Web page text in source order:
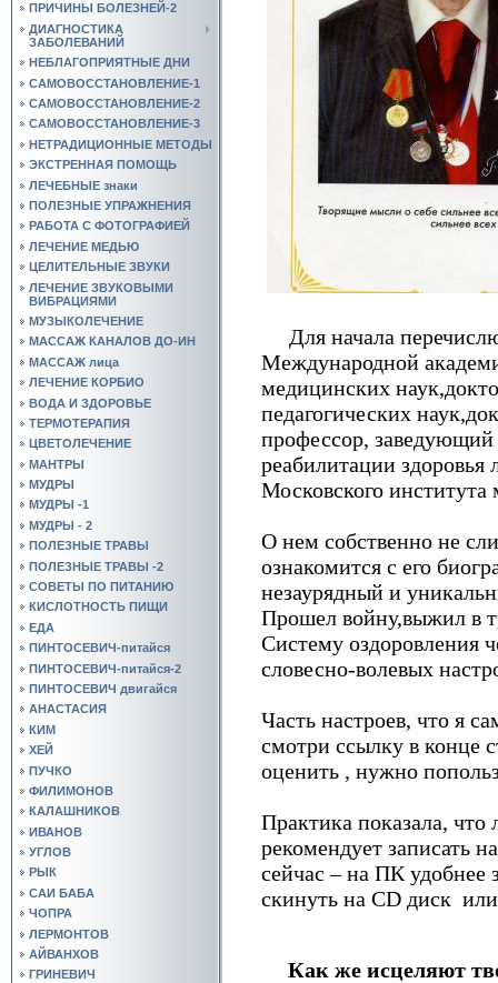
ПРИЧИНЫ БОЛЕЗНЕЙ-2
ДИАГНОСТИКА
ЗАБОЛЕВАНИЙ
НЕБЛАГОПРИЯТНЫЕ ДНИ
САМОВОССТАНОВЛЕНИЕ-1
САМОВОССТАНОВЛЕНИЕ-2
САМОВОССТАНОВЛЕНИЕ-3
НЕТРАДИЦИОННЫЕ МЕТОДЫ
ЭКСТРЕННАЯ ПОМОЩЬ
ЛЕЧЕБНЫЕ знаки
ПОЛЕЗНЫЕ УПРАЖНЕНИЯ
РАБОТА С ФОТОГРАФИЕЙ
ЛЕЧЕНИЕ МЕДЬЮ
ЦЕЛИТЕЛЬНЫЕ ЗВУКИ
ЛЕЧЕНИЕ ЗВУКОВЫМИ
ВИБРАЦИЯМИ
МУЗЫКОЛЕЧЕНИЕ
МАССАЖ КАНАЛОВ ДО-ИН
МАССАЖ лица
ЛЕЧЕНИЕ КОРБИО
ВОДА И ЗДОРОВЬЕ
ТЕРМОТЕРАПИЯ
ЦВЕТОЛЕЧЕНИЕ
МАНТРЫ
МУДРЫ
МУДРЫ -1
МУДРЫ - 2
ПОЛЕЗНЫЕ ТРАВЫ
ПОЛЕЗНЫЕ ТРАВЫ -2
СОВЕТЫ ПО ПИТАНИЮ
КИСЛОТНОСТЬ ПИЩИ
ЕДА
ПИНТОСЕВИЧ-питайся
ПИНТОСЕВИЧ-питайся-2
ПИНТОСЕВИЧ двигайся
АНАСТАСИЯ
КИМ
ХЕЙ
ПУЧКО
ФИЛИМОНОВ
КАЛАШНИКОВ
ИВАНОВ
УГЛОВ
РЫК
САИ БАБА
ЧОПРА
ЛЕРМОНТОВ
АЙВАНХОВ
ГРИНЕВИЧ
Для начала
Международной
медицинских
педагогических
профессор,
реабилитации здоровья
Московского
О нем собственно не
ознакомится с его
незаурядный и
Прошел войну,выжил в
Систему оздоровления
словесно-волевых
Часть настроев, что я
смотри ссылку в конце
оценить , нужно
Практика показала, что
рекомендует записать
сейчас – на ПК удобнее
скинуть на CD диск
Как же исцеляют